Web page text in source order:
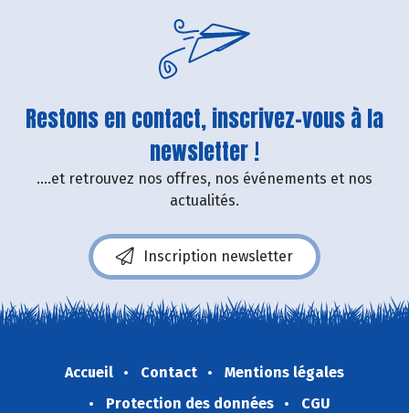
Restons en contact, inscrivez-vous à la
newsletter !
....et retrouvez nos offres, nos événements et nos
actualités.
Inscription newsletter
Accueil Contact
Mentions légales
Protection des données
CGU